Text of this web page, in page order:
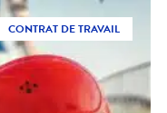
CONTRAT DE TRAVAIL